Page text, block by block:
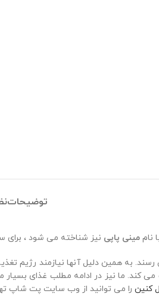
توضیحات
نام مینی پاپی نیز شناخته می شود ، برای سنین 2 تا 10 ماهگی تولید شده و سیستم ایمنی را
به همین دلیل آنها نیازمند رژیم
کند. ما نیز در ادامه مطلب غذای
کنین را می توانید از وب سایت پت شاپ